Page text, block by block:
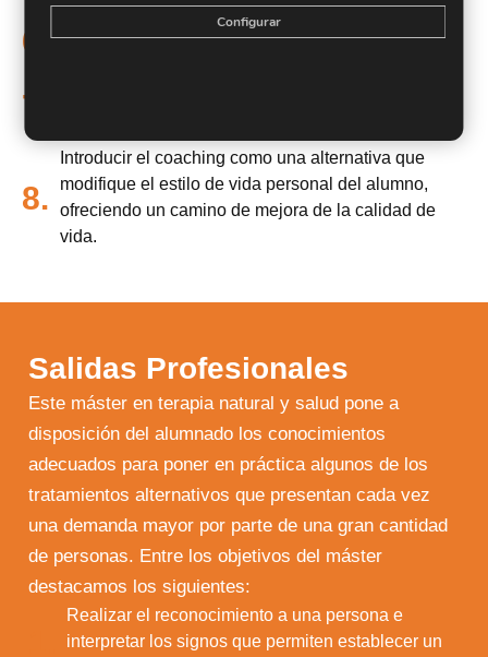
6.
Conocer los componentes y el significado general
7.
8.
Introducir el coaching como una alternativa que
modifique el estilo de vida personal del alumno,
ofreciendo un camino de mejora de la calidad de
vida.
Salidas Profesionales
Este máster en terapia natural y salud pone a
disposición del alumnado los conocimientos
adecuados para poner en práctica algunos de los
tratamientos alternativos que presentan cada vez
una demanda mayor por parte de una gran cantidad
de personas. Entre los objetivos del máster
destacamos los siguientes:
Realizar el reconocimiento a una persona e
interpretar los signos que permiten establecer un
Configurar